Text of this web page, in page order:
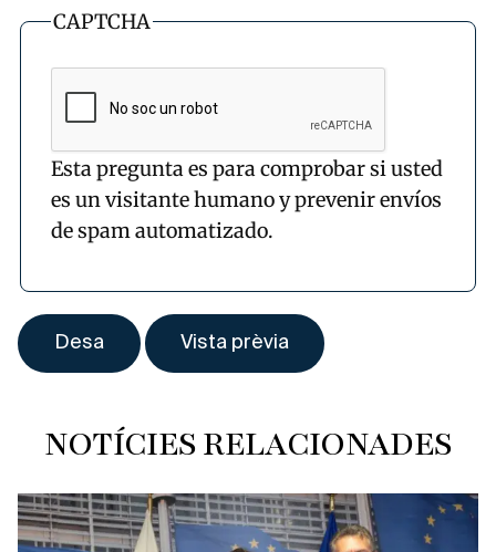
CAPTCHA
Esta pregunta es para comprobar si usted
es un visitante humano y prevenir envíos
de spam automatizado.
NOTÍCIES RELACIONADES